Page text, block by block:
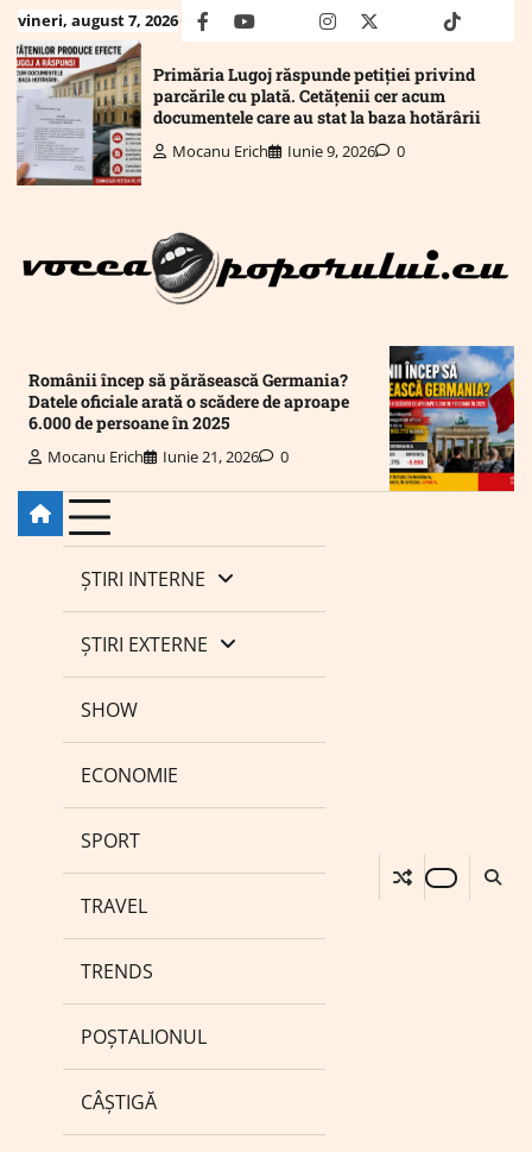
Skip
to
content
vineri, august 7, 2026 facebookyoutubeMailinstagram
twitter truthtiktok
Primăria Lugoj răspunde petiției privind
parcările cu plată. Cetățenii cer acum
documentele care au stat la baza hotărârii
Mocanu Erich Iunie 9, 2026 0
Românii încep să părăsească Germania?
Datele oficiale arată o scădere de aproape
6.000 de persoane în 2025
Mocanu Erich Iunie 21, 2026 0
ȘTIRI INTERNE
ȘTIRI EXTERNE
SHOW
ECONOMIE
SPORT
TRAVEL
TRENDS
POȘTALIONUL
CÂȘTIGĂ